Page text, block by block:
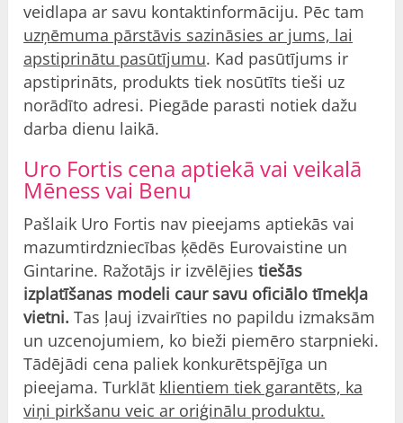
veidlapa ar savu kontaktinformāciju. Pēc tam
uzņēmuma pārstāvis sazināsies ar jums, lai
apstiprinātu pasūtījumu. Kad pasūtījums ir
apstiprināts, produkts tiek nosūtīts tieši uz
norādīto adresi. Piegāde parasti notiek dažu
darba dienu laikā.
Uro Fortis cena aptiekā vai veikalā
Mēness vai Benu
Pašlaik Uro Fortis nav pieejams aptiekās vai
mazumtirdzniecības ķēdēs Eurovaistine un
Gintarine. Ražotājs ir izvēlējiestiešās
izplatīšanas modeli caur savu oficiālo tīmekļa
vietni. Tas ļauj izvairīties no papildu izmaksām
un uzcenojumiem, ko bieži piemēro starpnieki.
Tādējādi cena paliek konkurētspējīga un
pieejama. Turklāt klientiem tiek garantēts, ka
viņi pirkšanu veic ar oriģinālu produktu.